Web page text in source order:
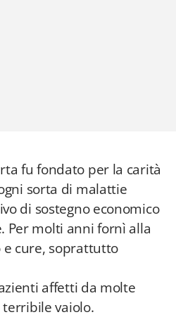
fu fondato per la carità
sorta di malattie
di sostegno economico
Per molti anni fornì alla
cure, soprattutto
affetti da molte
vaiolo.